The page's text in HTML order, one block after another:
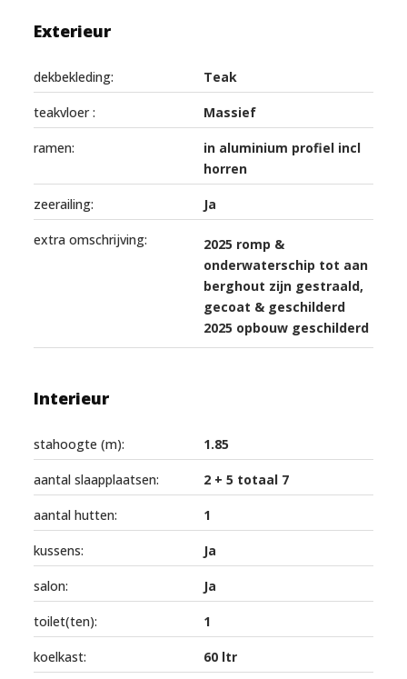
Exterieur
dekbekleding: Teak
teakvloer : Massief
ramen:
in aluminium profiel incl
horren
zeerailing: Ja
extra omschrijving:
2025 romp &
onderwaterschip tot aan
berghout zijn gestraald,
gecoat & geschilderd
2025 opbouw geschilderd
Interieur
stahoogte (m): 1.85
aantal slaapplaatsen: 2 + 5 totaal 7
aantal hutten: 1
kussens: Ja
salon: Ja
toilet(ten): 1
koelkast: 60 ltr